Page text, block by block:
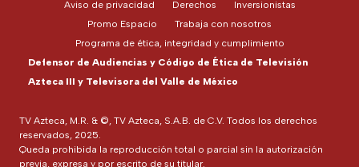
TV Azteca, M.R. & ©, TV Azteca, S.A.B. de C.V. Todos los derechos
reservados, 2025.
Queda prohibida la reproducción total o parcial sin la autorización
previa, expresa y por escrito de su titular.
Aviso de privacidad Derechos
Inversionistas
Promo Espacio
Trabaja con nosotros
Programa de ética, integridad y cumplimiento
Defensor de Audiencias y Código de Ética de Televisión
Azteca III y Televisora del Valle de México